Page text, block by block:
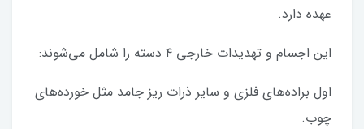
عهده دارد.
این اجسام و تهدیدات خارجی ۴ دسته را شامل می‌شوند:
اول براده‌های فلزی و سایر ذرات ریز جامد مثل خورده‌های
چوب.